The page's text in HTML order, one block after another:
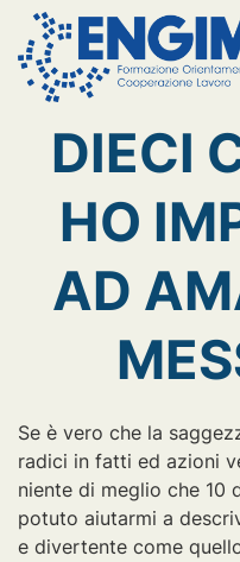
Storie di volontariato
DIECI
HO
AD
Se è vero che la
radici in fatti ed azioni
niente di meglio che 10
potuto aiutarmi a
e divertente come